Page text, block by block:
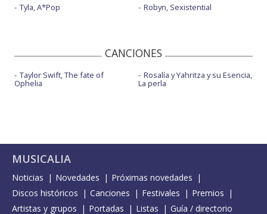
Tyla, A*Pop
Robyn, Sexistential
CANCIONES
Taylor Swift, The fate of
Ophelia
Rosalía y Yahritza y su Esencia,
La perla
MUSICALIA
Noticias Novedades
Próximas novedades
Discos históricos
Canciones Festivales
Premios
Artistas y grupos
Portadas Listas Guía / directorio